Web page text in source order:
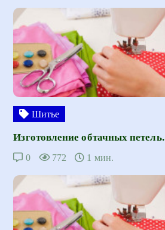
Шитье
Изготовление обтачных петель.
0 772 1 мин.